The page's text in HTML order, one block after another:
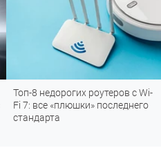
Топ-8 недорогих роутеров с Wi-
Fi 7: все «плюшки» последнего
стандарта